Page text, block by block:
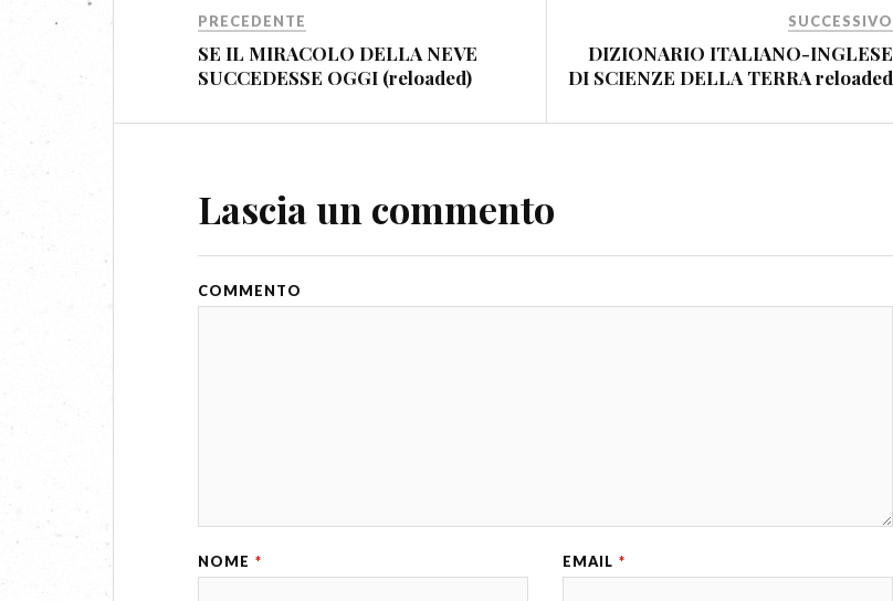
PRECEDENTE
SE IL MIRACOLO DELLA NEVE
SUCCEDESSE OGGI (reloaded)
SUCCESSIVO
DIZIONARIO ITALIANO-INGLESE
DI SCIENZE DELLA TERRA reloaded
Lascia un commento
COMMENTO
NOME * EMAIL *